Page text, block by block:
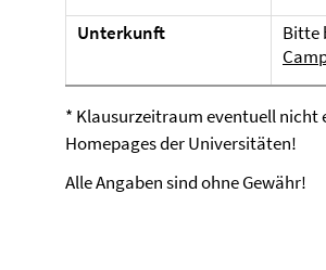
Unterkunft
Bitte
* Klausurzeitraum eventuell nicht
Homepages der Universitäten!
Alle Angaben sind ohne Gewähr!